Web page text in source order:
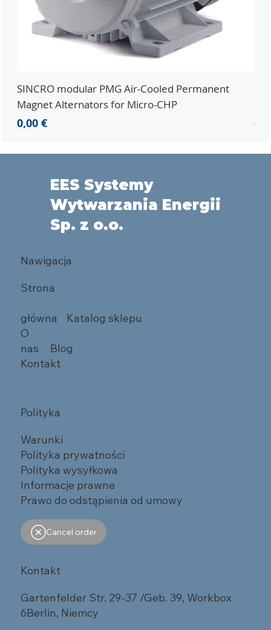
SINCRO modular PMG Air-Cooled Permanent
Magnet Alternators for Micro-CHP
Cena
0,00 €
EES Systemy
Wytwarzania Energii
Sp. z o.o.
Nawigacja
Strona
główna
Katalog sklepu
O
nas
Blog
Kontakt
Polityka
Warunki
Polityka prywatności
Polityka wysyłkowa
Informacje prawne
Prawo do odstąpienia od umowy
Cancel order
Kontakt
Gartenfelder Str. 29-37 /Geb. 39, Workbox
6Berlin, Niemcy